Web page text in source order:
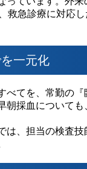
救急診療に対応
一元化
てを、常勤の
朝採血について
は、担当の検査